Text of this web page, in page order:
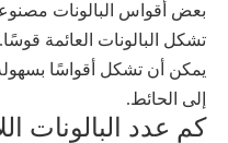
بعض أقواس البالونات
تشكل البالونات العائمة
يمكن أن تشكل أقواسًا
إلى الحائط.
كم عدد البالونات